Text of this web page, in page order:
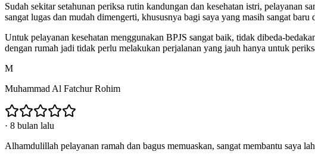
Sudah sekitar setahunan periksa rutin kandungan dan kesehatan istri, pelayanan
sangat lugas dan mudah dimengerti, khususnya bagi saya yang masih sangat
Untuk pelayanan kesehatan menggunakan BPJS sangat baik, tidak dibeda-
dengan rumah jadi tidak perlu melakukan perjalanan yang jauh hanya untuk
M
Muhammad Al Fatchur Rohim
· 8 bulan lalu
Alhamdulillah pelayanan ramah dan bagus memuaskan, sangat membantu